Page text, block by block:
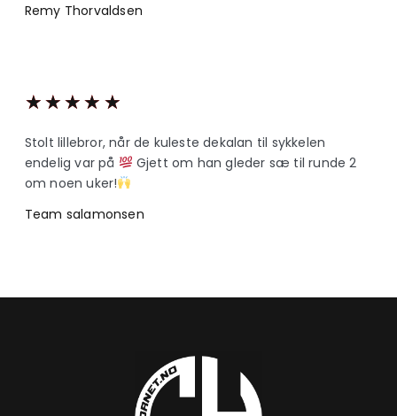
Remy Thorvaldsen
★ ★ ★ ★ ★
Stolt lillebror, når de kuleste dekalan til sykkelen
endelig var på
Gjett om han gleder sæ til runde 2
om noen uker!
Team salamonsen